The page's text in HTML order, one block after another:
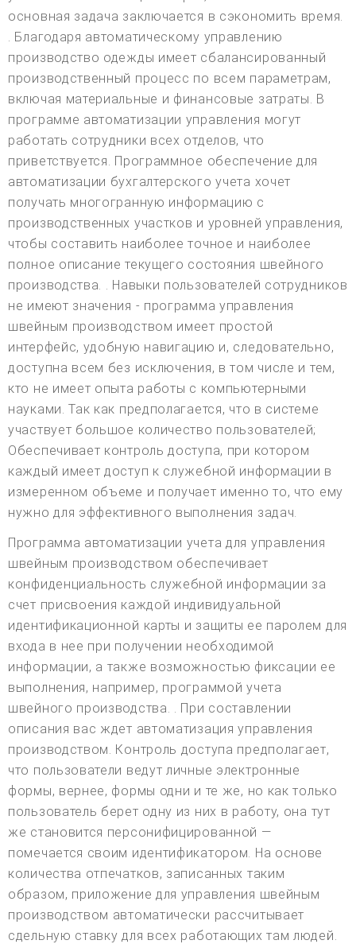
основная задача заключается в сэкономить время.
. Благодаря автоматическому управлению
производство одежды имеет сбалансированный
производственный процесс по всем параметрам,
включая материальные и финансовые затраты. В
программе автоматизации управления могут
работать сотрудники всех отделов, что
приветствуется. Программное обеспечение для
автоматизации бухгалтерского учета хочет
получать многогранную информацию с
производственных участков и уровней управления,
чтобы составить наиболее точное и наиболее
полное описание текущего состояния швейного
производства. . Навыки пользователей сотрудников
не имеют значения - программа управления
швейным производством имеет простой
интерфейс, удобную навигацию и, следовательно,
доступна всем без исключения, в том числе и тем,
кто не имеет опыта работы с компьютерными
науками. Так как предполагается, что в системе
участвует большое количество пользователей;
Обеспечивает контроль доступа, при котором
каждый имеет доступ к служебной информации в
измеренном объеме и получает именно то, что ему
нужно для эффективного выполнения задач.
Программа автоматизации учета для управления
швейным производством обеспечивает
конфиденциальность служебной информации за
счет присвоения каждой индивидуальной
идентификационной карты и защиты ее паролем для
входа в нее при получении необходимой
информации, а также возможностью фиксации ее
выполнения, например, программой учета
швейного производства. . При составлении
описания вас ждет автоматизация управления
производством. Контроль доступа предполагает,
что пользователи ведут личные электронные
формы, вернее, формы одни и те же, но как только
пользователь берет одну из них в работу, она тут
же становится персонифицированной —
помечается своим идентификатором. На основе
количества отпечатков, записанных таким
образом, приложение для управления швейным
производством автоматически рассчитывает
сдельную ставку для всех работающих там людей.